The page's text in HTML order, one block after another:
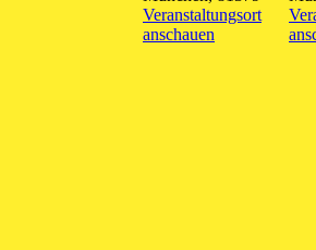
Veranstaltungsort
anschauen